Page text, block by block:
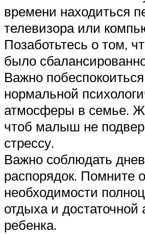
времени находиться
телевизора или
Позаботьтесь о том,
было
Важно
нормальной
атмосферы в семье.
чтоб малыш не
стрессу.
Важно соблюдать
распорядок. Помните о
необходимости
отдыха и достаточной
ребенка.